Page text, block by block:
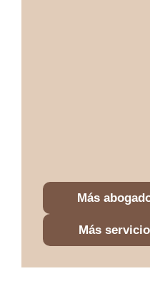
Más
Más